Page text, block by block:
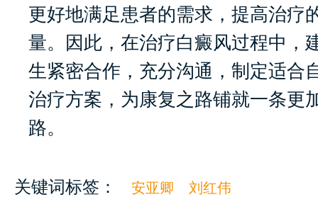
更好地满足患者的需求，提高治疗
量。因此，在治疗白癜风过程中，
生紧密合作，充分沟通，制定适合
治疗方案，为康复之路铺就一条更
路。
关键词标签： 安亚卿 刘红伟